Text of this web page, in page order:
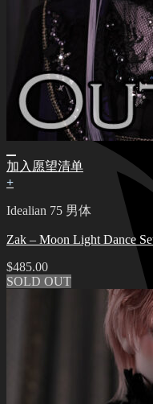
购物车里没有产品
加入愿望清单
+
Idealian 75 男体
Zak – Moon Light Dance
$485.00
SOLD OUT